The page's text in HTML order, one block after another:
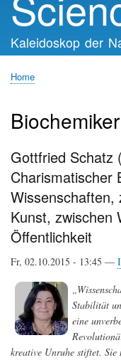
Kaleidoskop der
Home
Biochemiker
Gottfried Schatz
Charismatischer
Wissenschaften,
Kunst, zwischen
Öffentlichkeit
Fr, 02.10.2015 - 13:45 —
Stabilität
eine
kreative Unruhe stiftet. Sie